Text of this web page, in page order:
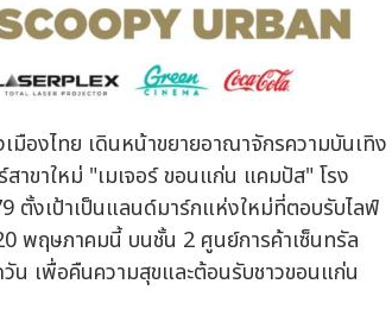
มืองไทย เดินหน้าขยายอาณาจักรความบันเทิง
าขาใหม่ "เมเจอร์ ขอนแก่น แคมปัส" โรง
ตั้งเป้าเป็นแลนด์มาร์กแห่งใหม่ที่ตอบรับไลฟ์
พฤษภาคมนี้ บนชั้น 2 ศูนย์การค้าเซ็นทรัล
เพื่อคืนความสุขและต้อนรับชาวขอนแก่น